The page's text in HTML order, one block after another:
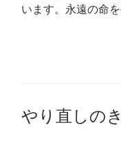
います。永遠の命
やり直しの